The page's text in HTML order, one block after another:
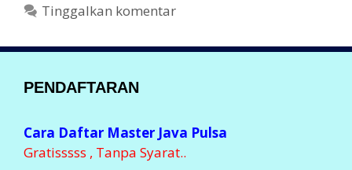
Tinggalkan komentar
PENDAFTARAN
Cara Daftar Master Java Pulsa
Gratisssss , Tanpa Syarat..